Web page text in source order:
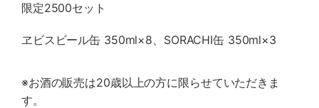
限定2500セット
ヱビスビール缶 350ml×8、SORACHI缶 350ml×3
※お酒の販売は20歳以上の方に限らせていただきま
す。